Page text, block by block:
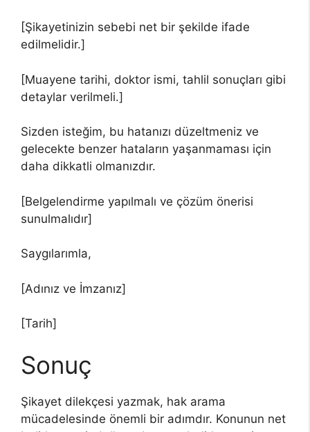
[Şikayetinizin sebebi net bir şekilde ifade
edilmelidir.]
[Muayene tarihi, doktor ismi, tahlil sonuçları gibi
detaylar verilmeli.]
Sizden isteğim, bu hatanızı düzeltmeniz ve
gelecekte benzer hataların yaşanmaması için
daha dikkatli olmanızdır.
[Belgelendirme yapılmalı ve çözüm önerisi
sunulmalıdır]
Saygılarımla,
[Adınız ve İmzanız]
[Tarih]
Sonuç
Şikayet dilekçesi yazmak, hak arama
mücadelesinde önemli bir adımdır. Konunun net